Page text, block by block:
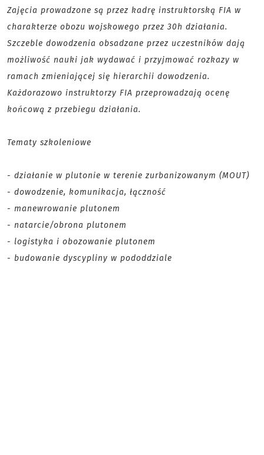
Zajęcia prowadzone są przez kadrę instruktorską FIA w
charakterze obozu wojskowego przez 30h działania.
Szczeble dowodzenia obsadzane przez uczestników dają
możliwość nauki jak wydawać i przyjmować rozkazy w
ramach zmieniającej się hierarchii dowodzenia.
Każdorazowo instruktorzy FIA przeprowadzają ocenę
końcową z przebiegu działania.
Tematy szkoleniowe
- działanie w plutonie w terenie zurbanizowanym (MOUT)
- dowodzenie, komunikacja, łączność
- manewrowanie plutonem
- natarcie/obrona plutonem
- logistyka i obozowanie plutonem
- budowanie dyscypliny w pododdziale